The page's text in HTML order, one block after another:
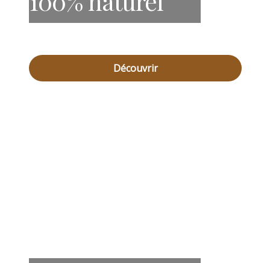
Découvrir